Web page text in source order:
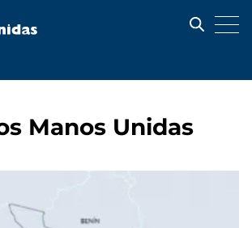
Manos Unidas